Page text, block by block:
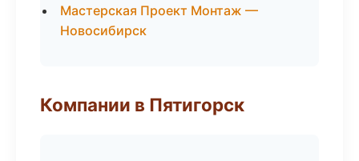
Мастерская Проект Монтаж —
Новосибирск
Компании в Пятигорск